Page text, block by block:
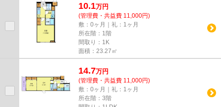
10.1万円
(管理費・共益費 11,000円)
敷：0ヶ月｜礼：1ヶ月
所在階：1階
間取り：1K
面積：23.27㎡
14.7万円
(管理費・共益費 11,000円)
敷：0ヶ月｜礼：1ヶ月
所在階：3階